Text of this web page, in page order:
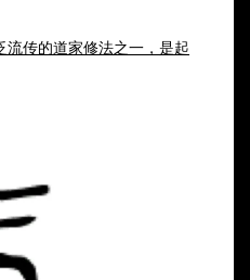
流传的道家修法之一，是起